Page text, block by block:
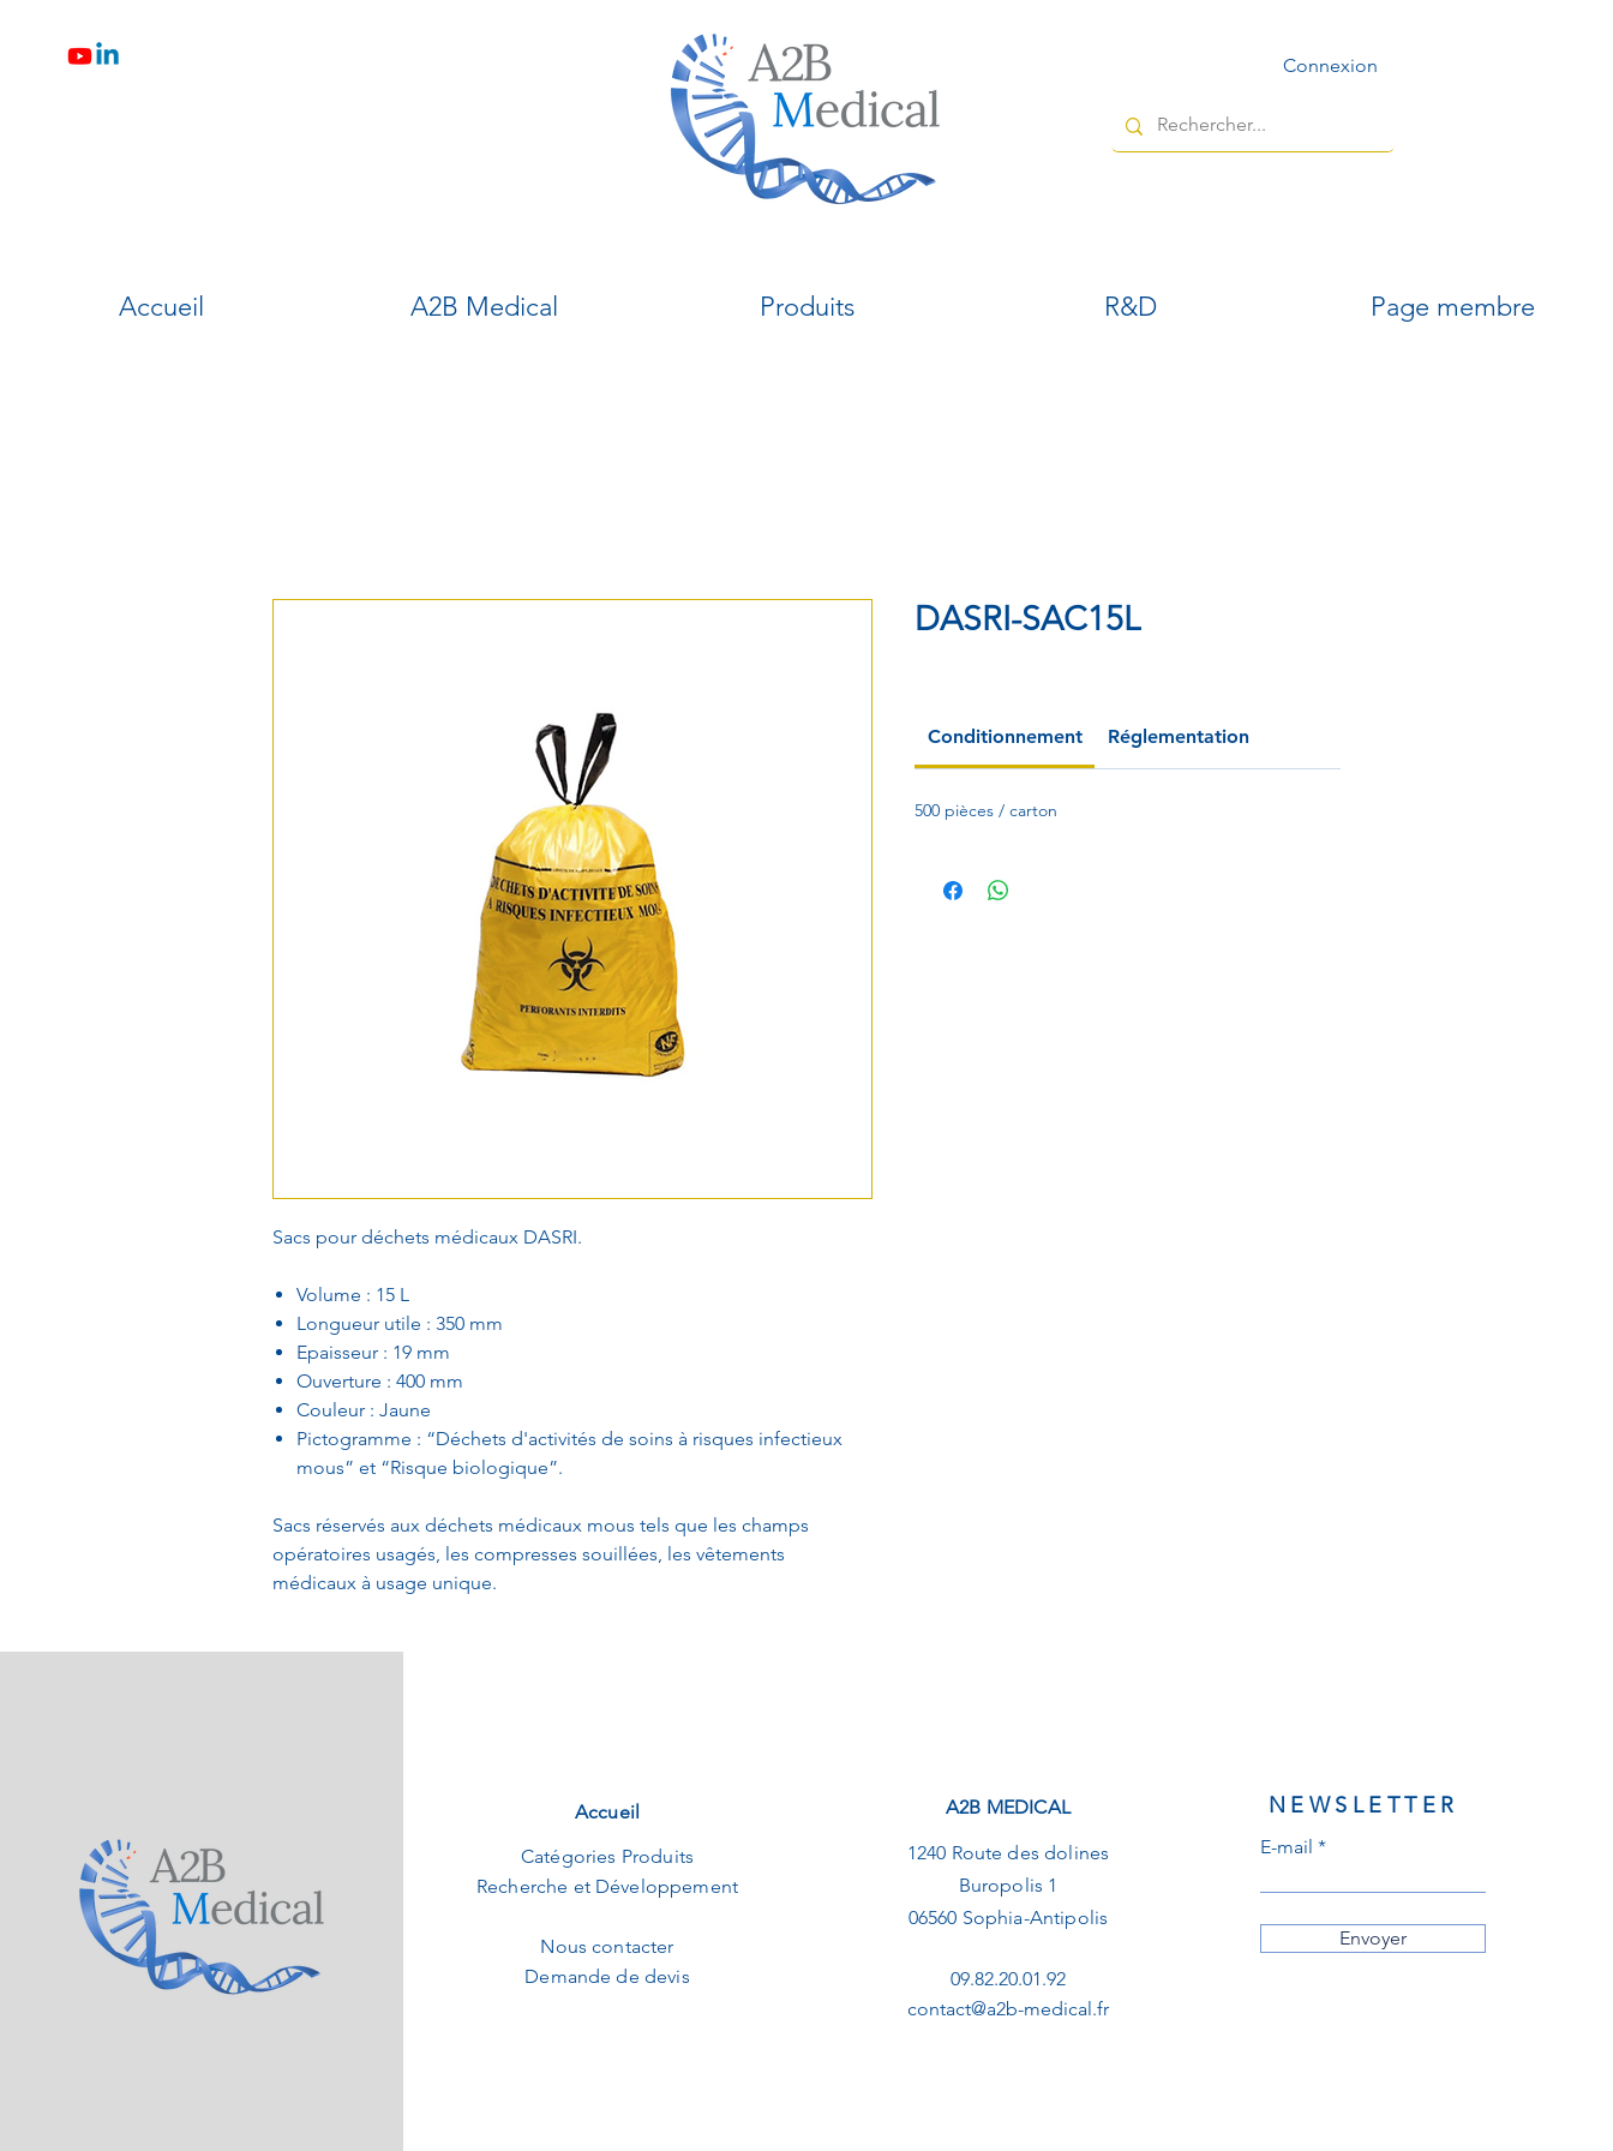
Connexion
Accueil A2B Medical Produits R&D Page membre
Sacs pour déchets médicaux DASRI.
Volume : 15 L
Longueur utile : 350 mm
Epaisseur : 19 mm
Ouverture : 400 mm
Couleur : Jaune
Pictogramme : “Déchets d'activités de soins à risques infectieux
mous” et “Risque biologique”.
Sacs réservés aux déchets médicaux mous tels que les champs
opératoires usagés, les compresses souillées, les vêtements
médicaux à usage unique.
DASRI-SAC15L
Conditionnement Réglementation
500 pièces / carton
Accueil
Catégories Produits
Recherche et Développement
Nous contacter
Demande de devis
A2B MEDICAL
1240 Route des dolines
Buropolis 1
06560 Sophia-Antipolis
09.82.20.01.92
contact@a2b-medical.fr
NEWSLETTER
E-mail
Envoyer